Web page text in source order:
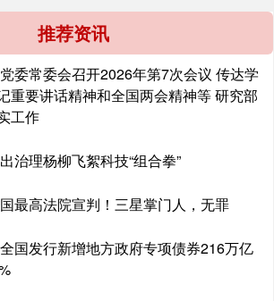
推荐资讯
委常委会召开2026年第7次会议 传达学
重要讲话精神和全国两会精神等 研究部
工作
治理杨柳飞絮科技“组合拳”
最高法院宣判！三星掌门人，无罪
国发行新增地方政府专项债券216万亿